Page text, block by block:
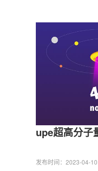
upe超高分子
发布时间：2023-04-10